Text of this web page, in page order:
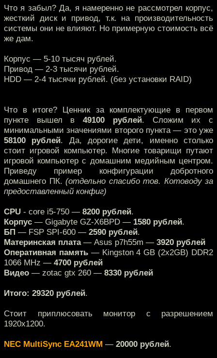
Что я забыл? Да, я намеренно не рассмотрел корпус,
жесткий диск и привод, т.к. на производительность
системы они не влияют. Но примерную стоимость всё
же дам.
Корпус — 5-10 тысяч рублей.
Привод — 2-3 тысячи рублей.
HDD — 2-4 тысячи рублей. (без установки RAID)
Что в итоге? Ценник за комплектующие в первом
пункте вышел в49100 рублей. Сложим их с
минимальными значениями второго пункта — это уже
58100 рублей. Да, дорогие дети, именно столько
стоит игровой компьютер. Многие товарищи путают
игровой компьютер с домашним медийным центром.
Приведу пример конфигурации добротного
домашнего ПК. (отдельно спасибо тов. Котоводу за
предоставленный конфиг)
CPU - core i5-750 — 8200 рублей.
Корпус — Gigabyte GZ-X6BPD — 1580 рублей.
БП — FSP SPI-600 — 2590 рублей.
Материнская плата— Asus p7h55m — 3920 рублей
Оперативная память— Kingston 4 GB (2x2GB) DDR2
1066 MHz — 4700 рублей
Видео — zotac gtx 260 — 8330 рублей
Итого: 29320 рублей.
Стоит приплюсовать монитор с разрешением
1920x1200.
NEC MultiSync EA241WM — 20000 рублей.